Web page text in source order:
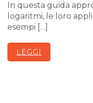
In questa guida
logaritmi, le loro
esempi […]
LEGGI